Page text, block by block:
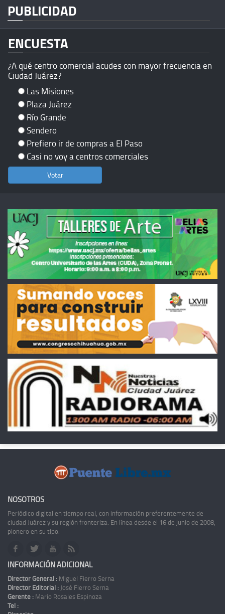
PUBLICIDAD
ENCUESTA
¿A qué centro comercial acudes con mayor frecuencia en
Ciudad Juárez?
Las Misiones
Plaza Juárez
Río Grande
Sendero
Prefiero ir de compras a El Paso
Casi no voy a centros comerciales
NOSOTROS
Periódico digital en tiempo real, con información preferentemente de
ciudad Juárez y su región fronteriza. En línea desde el 16 de junio de 2008,
pionero en su tipo.
INFORMACIÓN ADICIONAL
Director General : Miguel Fierro Serna
Director Editorial : José Fierro Serna
Gerente : Mario Rosales Espinoza
Tel :